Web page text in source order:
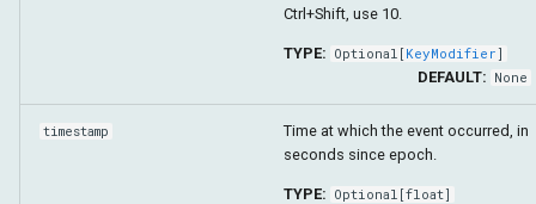
Ctrl+Shift, use 10.
TYPE: Optional [KeyModifier]
DEFAULT: None
timestamp
Time at which the event occurred, in
seconds since epoch.
TYPE: Optional [float]